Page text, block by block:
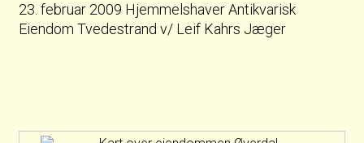
23. februar 2009 Hjemmelshaver Antikvarisk
Eiendom Tvedestrand v/ Leif Kahrs Jæger